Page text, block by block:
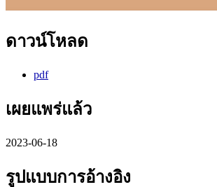
ดาวน์โหลด
pdf
เผยแพร่แล้ว
2023-06-18
รูปแบบการอ้างอิง